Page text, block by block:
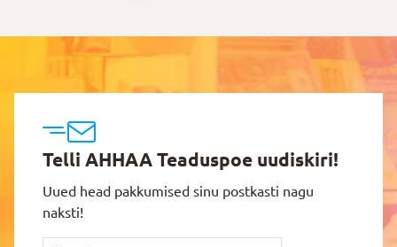
Telli AHHAA Teaduspoe uudiskiri!
Uued head pakkumised sinu postkasti nagu
naksti!